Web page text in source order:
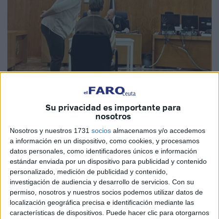
Su privacidad es importante para
nosotros
Nosotros y nuestros 1731 socios almacenamos y/o accedemos
a información en un dispositivo, como cookies, y procesamos
datos personales, como identificadores únicos e información
estándar enviada por un dispositivo para publicidad y contenido
personalizado, medición de publicidad y contenido,
investigación de audiencia y desarrollo de servicios. Con su
permiso, nosotros y nuestros socios podemos utilizar datos de
localización geográfica precisa e identificación mediante las
características de dispositivos. Puede hacer clic para otorgarnos
El tribunal de la Sección VI de laAudiencia Provincial
Cádiz en Ceuta condenó a S.B., un argelino residente del
CETI, por un delito contra lalibertad sexualante una
menor de 14 años.
El acusado, que vino conducido desde la prisión por la